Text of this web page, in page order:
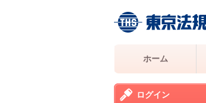
ホーム
ログイン